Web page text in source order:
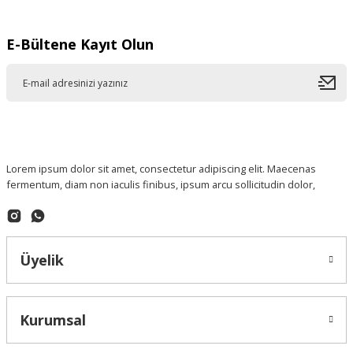
E-Bültene Kayıt Olun
Lorem ipsum dolor sit amet, consectetur adipiscing elit. Maecenas
fermentum, diam non iaculis finibus, ipsum arcu sollicitudin dolor,
Üyelik
Kurumsal